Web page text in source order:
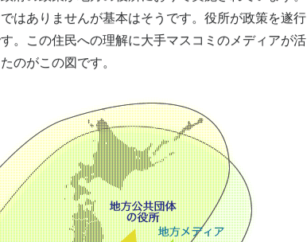
はありませんが基本はそうです。役所が政策を遂行
。この住民への理解に大手マスコミのメディアが活
のがこの図です。